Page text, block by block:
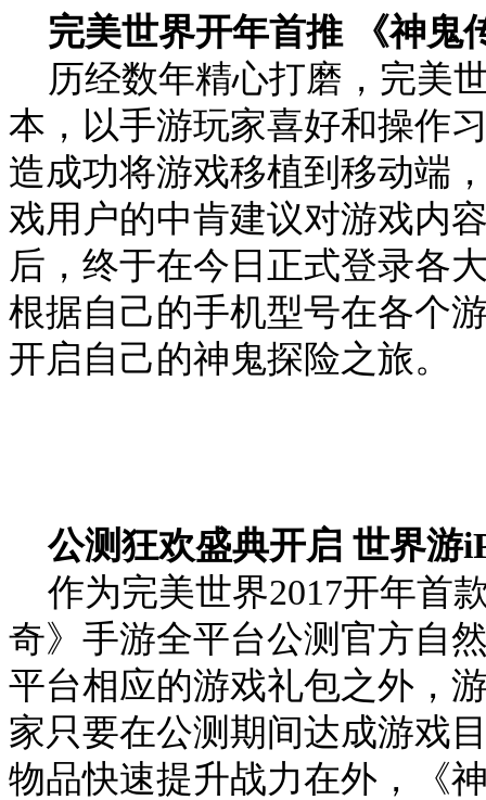
完美世界开年首推 《神鬼
历经数年精心打磨，完美
本，以手游玩家喜好和操作
造成功将游戏移植到移动端
戏用户的中肯建议对游戏内
后，终于在今日正式登录各
根据自己的手机型号在各个
开启自己的神鬼探险之旅。
公测狂欢盛典开启 世界游
作为完美世界2017开年首
奇》手游全平台公测官方自
平台相应的游戏礼包之外，
家只要在公测期间达成游戏
物品快速提升战力在外，《